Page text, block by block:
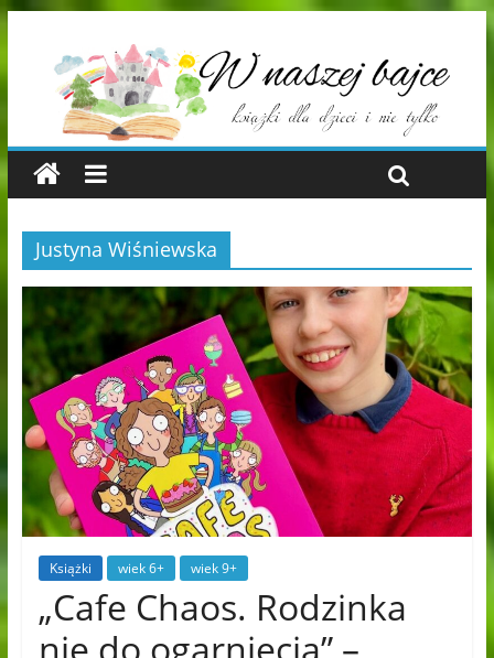
Justyna Wiśniewska
Książki wiek 6+ wiek 9+
„Cafe Chaos. Rodzinka